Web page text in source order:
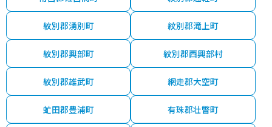
紋別郡湧別町 紋別郡滝上町
紋別郡興部町 紋別郡西興部村
紋別郡雄武町 網走郡大空町
虻田郡豊浦町 有珠郡壮瞥町